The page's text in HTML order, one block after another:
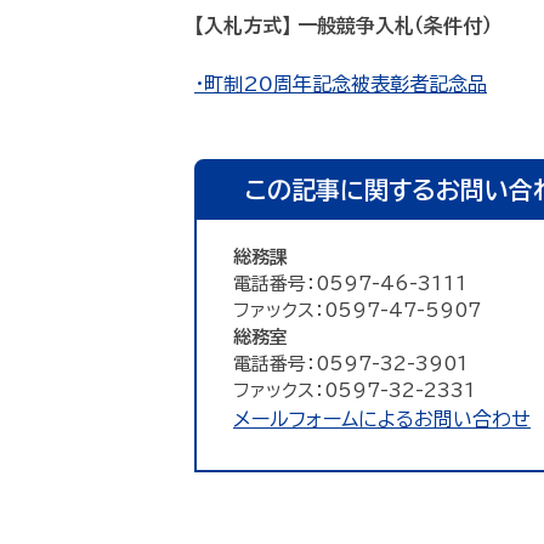
【入札方式】 一般競争入札（条件付）
・町制20周年記念被表彰者記念品
この記事に関するお問い合
総務課
電話番号：0597-46-3111
ファックス：0597-47-5907
総務室
電話番号：0597-32-3901
ファックス：0597-32-2331
メールフォームによるお問い合わせ